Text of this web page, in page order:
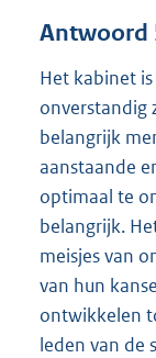
Antwoord
Het kabinet
onverstandig
belangrijk
aanstaande
optimaal te
belangrijk.
meisjes van
van hun
ontwikkelen
leden van de